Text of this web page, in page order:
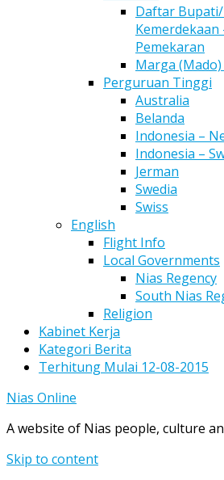
Daftar
Kemerdekaan
Pemekaran
Marga
Perguruan Tinggi
Australia
Belanda
Indonesia –
Indonesia –
Jerman
Swedia
Swiss
English
Flight Info
Local Governments
Nias Regency
South Nias
Religion
Kabinet Kerja
Kategori Berita
Terhitung Mulai 12-08-2015
Nias Online
A website of Nias people, culture
Skip to content